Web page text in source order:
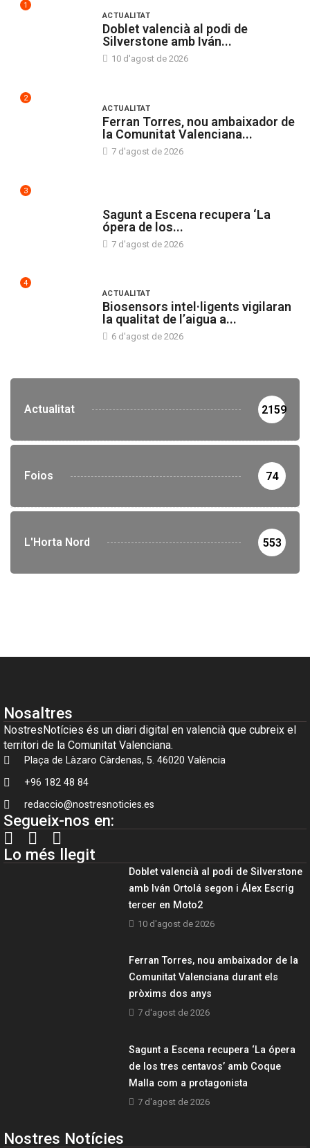
1
ACTUALITAT
Doblet valencià al podi de
Silverstone amb Iván...
10 d'agost de 2026
2
ACTUALITAT
Ferran Torres, nou ambaixador de
la Comunitat Valenciana...
7 d'agost de 2026
3
Sagunt a Escena recupera ‘La
ópera de los...
7 d'agost de 2026
4
ACTUALITAT
Biosensors intel·ligents vigilaran
la qualitat de l’aigua a...
6 d'agost de 2026
Actualitat 2159
Foios 74
L'Horta Nord 553
Nosaltres
NostresNotícies és un diari digital en valencià que cubreix el
territori de la Comunitat Valenciana.
Plaça de Làzaro Càrdenas, 5. 46020 València
+96 182 48 84
redaccio@nostresnoticies.es
Segueix-nos en:
Lo més llegit
Doblet valencià al podi de Silverstone
amb Iván Ortolá segon i Álex Escrig
tercer en Moto2
10 d'agost de 2026
Ferran Torres, nou ambaixador de la
Comunitat Valenciana durant els
pròxims dos anys
7 d'agost de 2026
Sagunt a Escena recupera ‘La ópera
de los tres centavos’ amb Coque
Malla com a protagonista
7 d'agost de 2026
Nostres Notícies